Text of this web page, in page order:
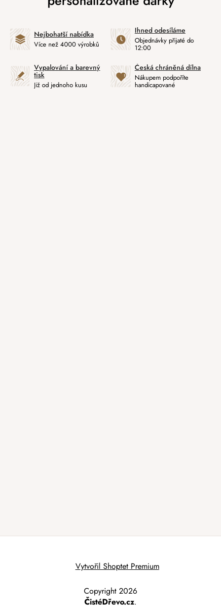
Nejbohatší nabídka
Více než 4000 výrobků
Ihned odesíláme
Objednávky přijaté do
12:00
Vypalování a barevný
tisk
Již od jednoho kusu
Česká chráněná dílna
Nákupem podpoříte
handicapované
Vytvořil Shoptet Premium
Copyright 2026
ČistéDřevo.cz.